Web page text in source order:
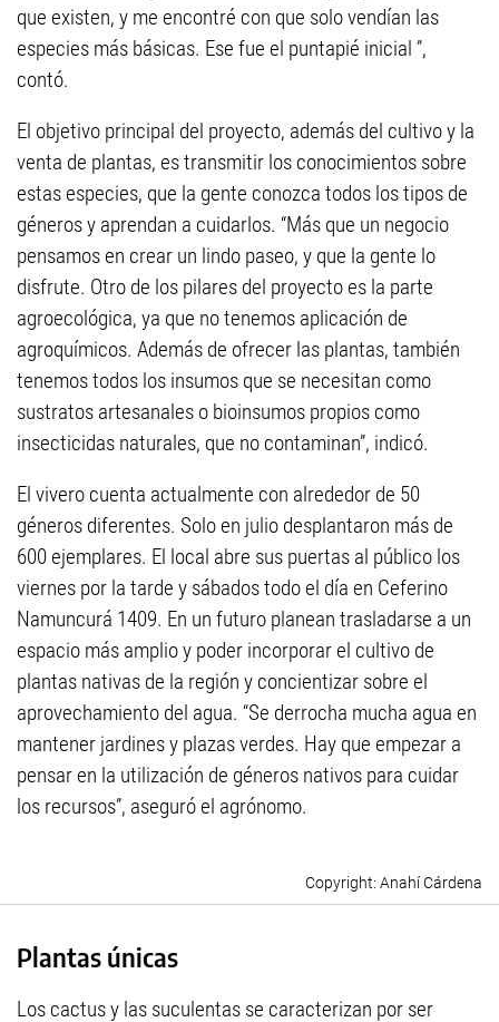
que existen, y me encontré con que solo vendían las
especies más básicas. Ese fue el puntapié inicial ”,
contó.
El objetivo principal del proyecto, además del cultivo y la
venta de plantas, es transmitir los conocimientos sobre
estas especies, que la gente conozca todos los tipos de
géneros y aprendan a cuidarlos. “Más que un negocio
pensamos en crear un lindo paseo, y que la gente lo
disfrute. Otro de los pilares del proyecto es la parte
agroecológica, ya que no tenemos aplicación de
agroquímicos. Además de ofrecer las plantas, también
tenemos todos los insumos que se necesitan como
sustratos artesanales o bioinsumos propios como
insecticidas naturales, que no contaminan”, indicó.
El vivero cuenta actualmente con alrededor de 50
géneros diferentes. Solo en julio desplantaron más de
600 ejemplares. El local abre sus puertas al público los
viernes por la tarde y sábados todo el día en Ceferino
Namuncurá 1409. En un futuro planean trasladarse a un
espacio más amplio y poder incorporar el cultivo de
plantas nativas de la región y concientizar sobre el
aprovechamiento del agua. “Se derrocha mucha agua en
mantener jardines y plazas verdes. Hay que empezar a
pensar en la utilización de géneros nativos para cuidar
los recursos”, aseguró el agrónomo.
Anahí Cárdena
Plantas únicas
Los cactus y las suculentas se caracterizan por ser